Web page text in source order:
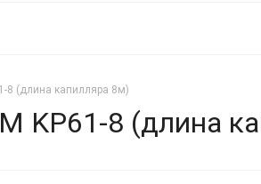
8 (длина капилляра 8м)
KP61-8 (длина